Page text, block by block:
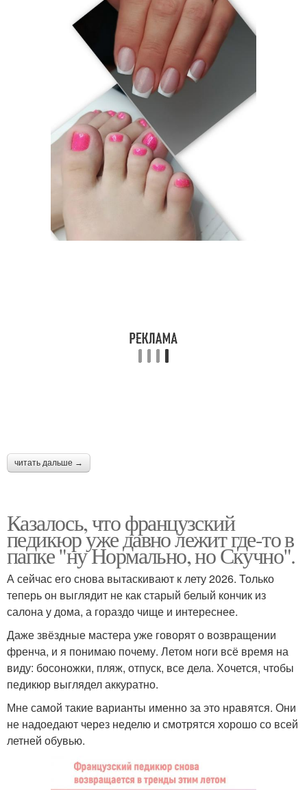
Градиентный маникюр Контрастный маникюр
Классический маникюр
Нестандартный
маникюр
Маникюр с акцентом Натуральный маникюр
Идеальный маникюр
Маникюр для розового
платья
Маникюр под розовое
платье
Маникюр с лунными
дугами
Маникюр с узорами Прозрачный маникюр
читать дальше →
Казалось, что французский
педикюр уже давно лежит где-то в
папке "ну Нормально, но Скучно".
А сейчас его снова вытаскивают к лету 2026. Только
теперь он выглядит не как старый белый кончик из
салона у дома, а гораздо чище и интереснее.
Даже звёздные мастера уже говорят о возвращении
френча, и я понимаю почему. Летом ноги всё время на
виду: босоножки, пляж, отпуск, все дела. Хочется, чтобы
педикюр выглядел аккуратно.
Мне самой такие варианты именно за это нравятся. Они
не надоедают через неделю и смотрятся хорошо со всей
летней обувью.